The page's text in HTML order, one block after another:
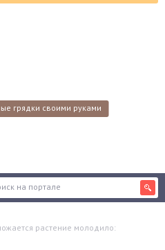
грядки своими руками
растение молодило: